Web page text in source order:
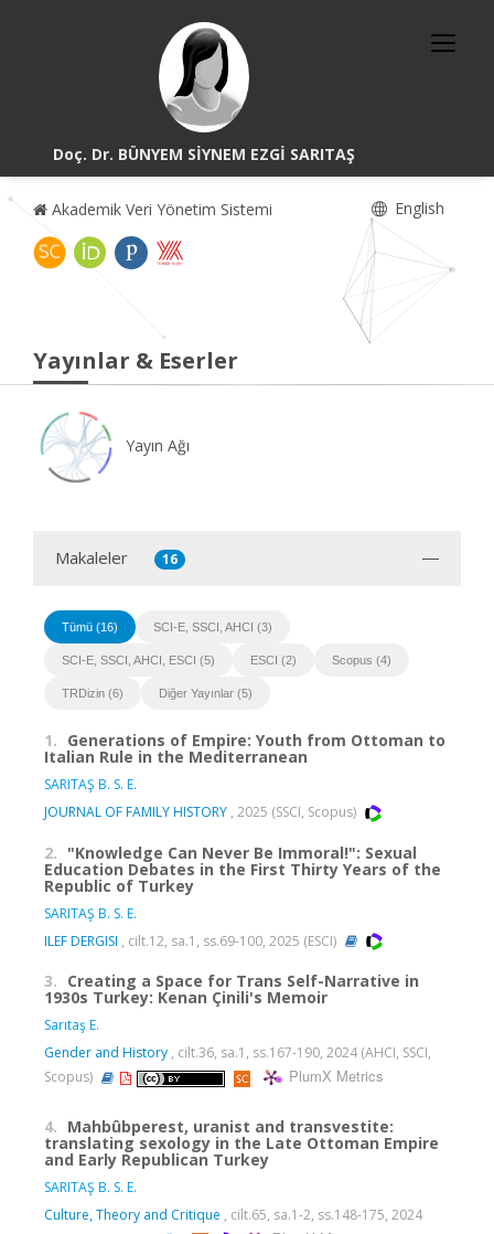
Doç. Dr. BÜNYEM SİYNEM EZGİ SARITAŞ
Akademik Veri Yönetim Sistemi English
Yayınlar & Eserler
Yayın Ağı
Makaleler 16
Tümü (16) SCI-E, SSCI, AHCI (3)
SCI-E, SSCI, AHCI, ESCI (5) ESCI (2) Scopus (4)
TRDizin (6) Diğer Yayınlar (5)
1. Generations of Empire: Youth from Ottoman to
Italian Rule in the Mediterranean
SARITAŞ B. S. E.
JOURNAL OF FAMILY HISTORY , 2025 (SSCI, Scopus)
2. "Knowledge Can Never Be Immoral!": Sexual
Education Debates in the First Thirty Years of the
Republic of Turkey
SARITAŞ B. S. E.
ILEF DERGISI , cilt.12, sa.1, ss.69-100, 2025 (ESCI)
3. Creating a Space for Trans Self-Narrative in
1930s Turkey: Kenan Çinili's Memoir
Sarıtaş E.
Gender and History , cilt.36, sa.1, ss.167-190, 2024 (AHCI, SSCI,
Scopus)
PlumX Metrics
4. Mahbûbperest, uranist and transvestite:
translating sexology in the Late Ottoman Empire
and Early Republican Turkey
SARITAŞ B. S. E.
Culture, Theory and Critique , cilt.65, sa.1-2, ss.148-175, 2024